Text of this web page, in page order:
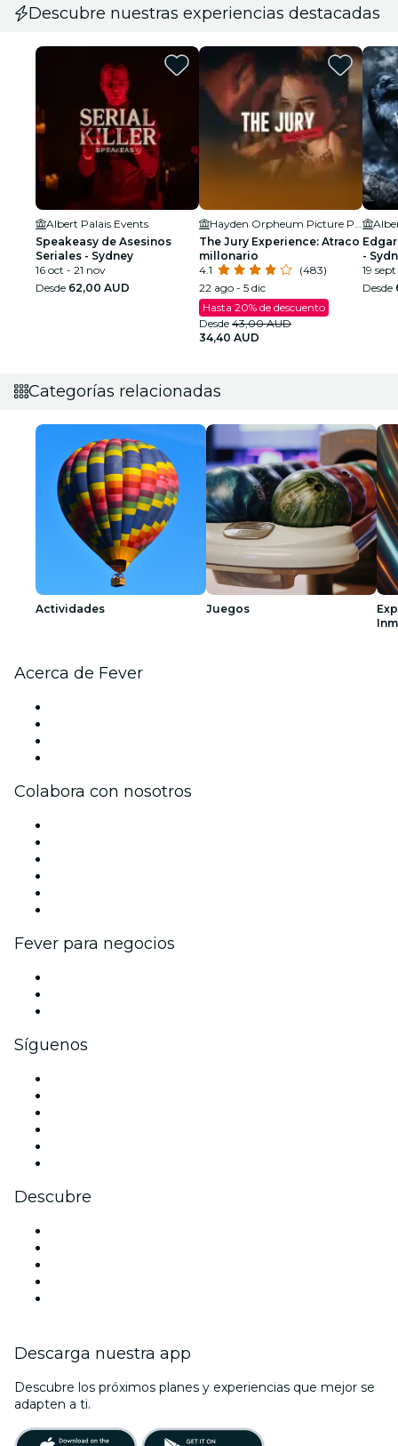
Descubre nuestras experiencias destacadas
Albert Palais Events
Speakeasy de Asesinos
Seriales - Sydney
16 oct - 21 nov
Desde 62,00 AUD
The Jury Experience: Atraco
millonario
4.1
(483)
22 ago - 5 dic
Hasta 20% de descuento
Desde 43,00 AUD
34,40 AUD
-
19
Desde
Categorías relacionadas
Actividades Juegos
Acerca de Fever
Colabora con nosotros
Fever para negocios
Síguenos
Descubre
Descarga nuestra app
Descubre los próximos planes y experiencias que mejor se
adapten a ti.